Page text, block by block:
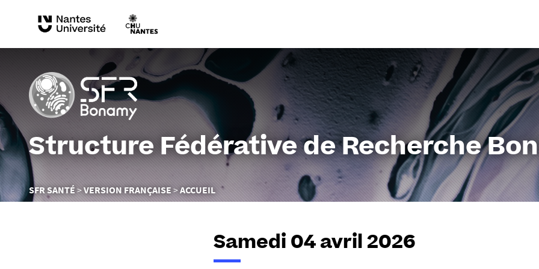
Structure Fédérative de Recherche
Vous
êtes
SFR SANTÉ VERSION FRANÇAISE ACCUEIL
Samedi 04 avril 2026